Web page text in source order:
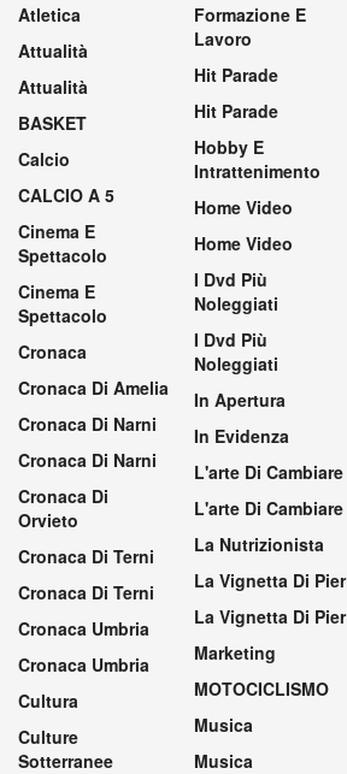
Atletica
Attualità
Attualità
BASKET
Calcio
CALCIO A 5
Cinema E
Spettacolo
Cinema E
Spettacolo
Cronaca
Cronaca Di Amelia
Cronaca Di Narni
Cronaca Di Narni
Cronaca Di
Orvieto
Cronaca Di Terni
Cronaca Di Terni
Cronaca Umbria
Cronaca Umbria
Cultura
Culture
Sotterranee
Formazione E
Lavoro
Hit Parade
Hit Parade
Hobby E
Intrattenimento
Home Video
Home Video
I Dvd Più
Noleggiati
I Dvd Più
Noleggiati
In Apertura
In Evidenza
L'arte Di Cambiare
L'arte Di Cambiare
La Nutrizionista
La Vignetta Di Pier
La Vignetta Di Pier
Marketing
MOTOCICLISMO
Musica
Musica